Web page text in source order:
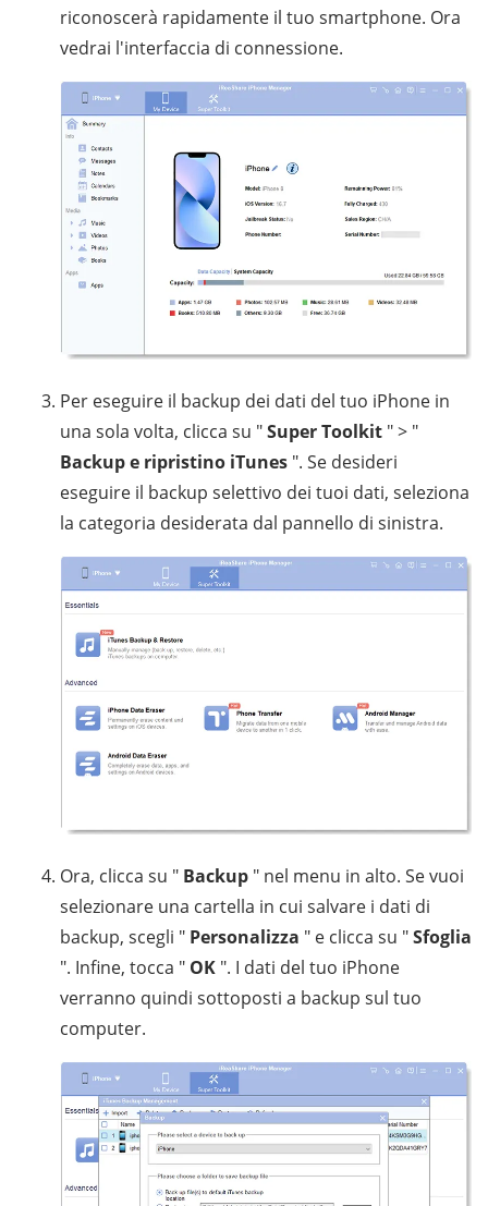
riconoscerà rapidamente il tuo smartphone. Ora
vedrai l'interfaccia di connessione.
Per eseguire il backup dei dati del tuo iPhone in
una sola volta, clicca su "Super Toolkit " > "
Backup e ripristino iTunes ". Se desideri
eseguire il backup selettivo dei tuoi dati, seleziona
la categoria desiderata dal pannello di sinistra.
Ora, clicca su " Backup " nel menu in alto. Se vuoi
selezionare una cartella in cui salvare i dati di
backup, scegli " Personalizza " e clicca su "Sfoglia
". Infine, tocca " OK ". I dati del tuo iPhone
verranno quindi sottoposti a backup sul tuo
computer.